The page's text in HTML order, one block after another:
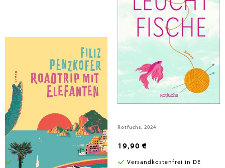
Penzkofer, Filiz
Roadtrip mit Elefanten
rotfuchs, 2026
19,90 €
Versandkostenfrei in DE
Penzkofer, Filiz
Leuchtfische
Rotfuchs, 2024
19,90 €
Versandkostenfrei in DE